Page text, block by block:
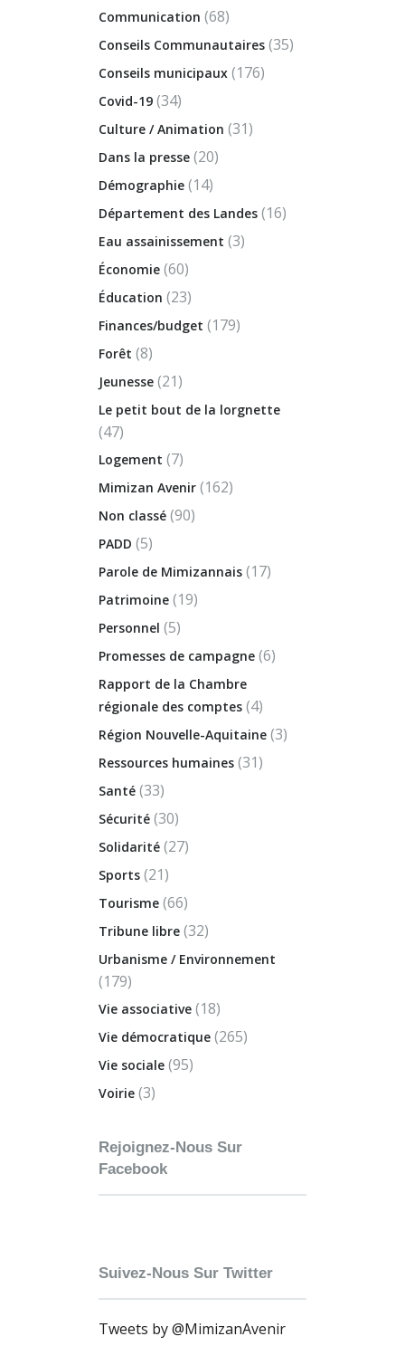
Communication (68)
Conseils Communautaires (35)
Conseils municipaux (176)
Covid-19 (34)
Culture / Animation (31)
Dans la presse (20)
Démographie (14)
Département des Landes (16)
Eau assainissement (3)
Économie (60)
Éducation (23)
Finances/budget (179)
Forêt (8)
Jeunesse (21)
Le petit bout de la lorgnette
(47)
Logement (7)
Mimizan Avenir (162)
Non classé (90)
PADD (5)
Parole de Mimizannais (17)
Patrimoine (19)
Personnel (5)
Promesses de campagne (6)
Rapport de la Chambre
régionale des comptes (4)
Région Nouvelle-Aquitaine (3)
Ressources humaines (31)
Santé (33)
Sécurité (30)
Solidarité (27)
Sports (21)
Tourisme (66)
Tribune libre (32)
Urbanisme / Environnement
(179)
Vie associative (18)
Vie démocratique (265)
Vie sociale (95)
Voirie (3)
Rejoignez-Nous Sur
Facebook
Suivez-Nous Sur Twitter
Tweets by @MimizanAvenir